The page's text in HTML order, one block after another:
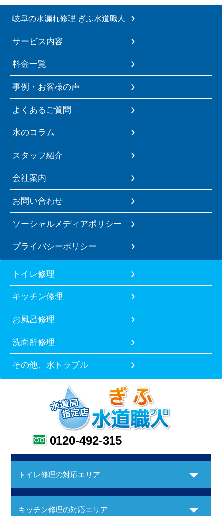
岐阜の水漏れ修理 ぎふ水道職人
サービス内容
料金一覧
事例・お客様の声
よくあるご質問
水のコラム
スタッフ紹介
会社案内
お問い合わせ
ソーシャルメディアポリシー
プライバシーポリシー
トイレ修理
キッチン修理
お風呂修理
洗面所修理
その他、水トラブル
0120-492-315
トイレ修理の対応エリア
キッチン修理の対応エリア